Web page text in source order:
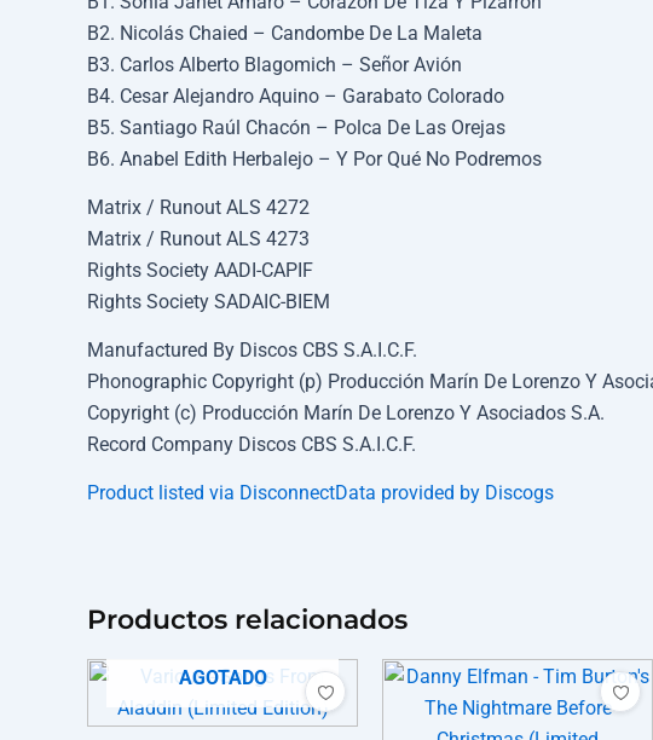
B2. Nicolás Chaied – Candombe De La Maleta
B3. Carlos Alberto Blagomich – Señor Avión
B4. Cesar Alejandro Aquino – Garabato Colorado
B5. Santiago Raúl Chacón – Polca De Las Orejas
B6. Anabel Edith Herbalejo – Y Por Qué No Podremos
Matrix / Runout ALS 4272
Matrix / Runout ALS 4273
Rights Society AADI-CAPIF
Rights Society SADAIC-BIEM
Manufactured By Discos CBS S.A.I.C.F.
Phonographic Copyright (p) Producción Marín De Lorenzo Y
Copyright (c) Producción Marín De Lorenzo Y Asociados S.A.
Record Company Discos CBS S.A.I.C.F.
Product listed via DisconnectData provided by Discogs
Productos relacionados
AGOTADO